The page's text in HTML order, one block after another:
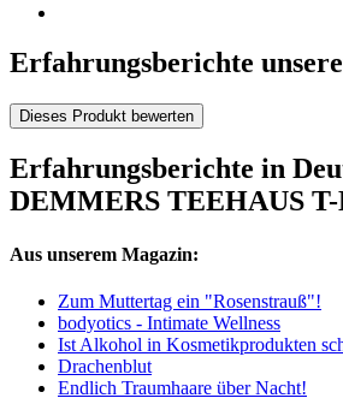
Erfahrungsberichte
Dieses Produkt bewerten
Erfahrungsberichte in
DEMMERS TEEHAUS
Aus unserem Magazin:
Zum Muttertag ein "Rosenstrauß"!
bodyotics - Intimate Wellness
Ist Alkohol in Kosmetikprodukten
Drachenblut
Endlich Traumhaare über Nacht!